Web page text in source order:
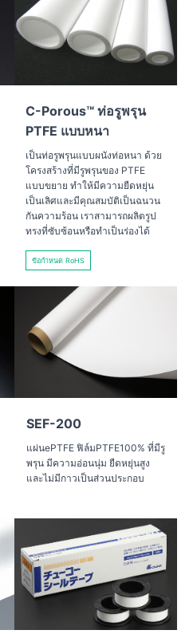
C-Porous™ ท่อรูพรุน
PTFE แบบหนา
เป็นท่อรูพรุนแบบผนังท่อหนา ด้วย
โครงสร้างที่มีรูพรุนของ PTFE
แบบขยาย ทำให้มีความยืดหยุ่น
เป็นเลิศและมีคุณสมบัติเป็นฉนวน
กันความร้อน เราสามารถผลิตรูป
ทรงที่ซับซ้อนหรือทำเป็นร่องได้
ข้อกำหนด RoHS
SEF-200
แผ่นePTFE ฟิล์มPTFE100% ที่มีรู
พรุน มีความอ่อนนุ่ม ยืดหยุ่นสูง
และไม่มีกาวเป็นส่วนประกอบ